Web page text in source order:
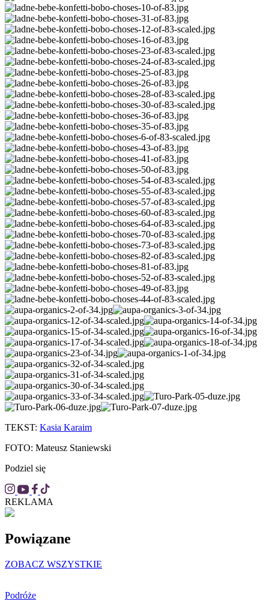
TEKST: Kasia Karaim
FOTO: Mateusz Staniewski
Podziel się
REKLAMA
Powiązane
ZOBACZ WSZYSTKIE
Podróże